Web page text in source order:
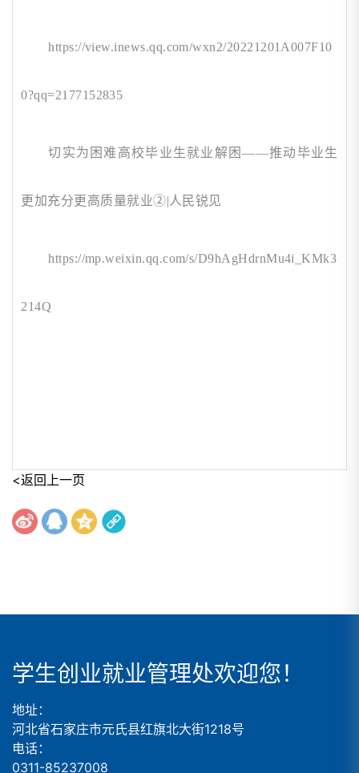
https://view.inews.qq.com/wxn2/20221201A007F10
0?qq=2177152835
切实为困难高校毕业生就业解困——推动毕业生
更加充分更高质量就业②|人民锐见
https://mp.weixin.qq.com/s/D9hAgHdrnMu4i_KMk3
214Q
<返回上一页
学生创业就业管理处欢迎您！
地址：
河北省石家庄市元氏县红旗北大街1218号
电话：
0311-85237008